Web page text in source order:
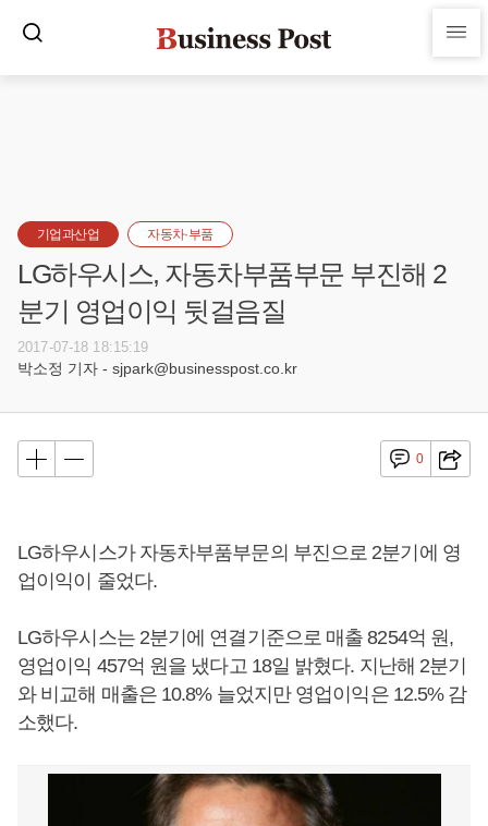
기업과산업 자동차·부품
LG하우시스, 자동차부품부문 부진해 2
분기 영업이익 뒷걸음질
2017-07-18 18:15:19
박소정 기자 - sjpark@businesspost.co.kr
0
LG하우시스가 자동차부품부문의 부진으로 2분기에 영
업이익이 줄었다.
LG하우시스는 2분기에 연결기준으로 매출 8254억 원,
영업이익 457억 원을 냈다고 18일 밝혔다. 지난해 2분기
와 비교해 매출은 10.8% 늘었지만 영업이익은 12.5% 감
소했다.